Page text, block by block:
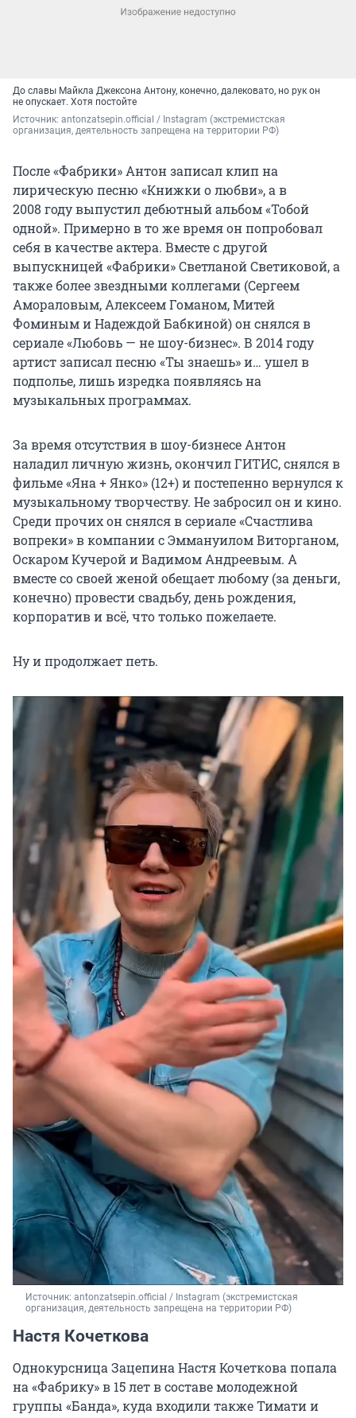
До славы Майкла Джексона Антону, конечно, далековато, но рук он
не опускает. Хотя постойте
Источник: antonzatsepin.official / Instagram (экстремистская
организация, деятельность запрещена на территории РФ)
После «Фабрики» Антон записал клип на
лирическую песню «Книжки о любви», а в
2008 годувыпустил дебютный альбом «Тобой
одной». Примерно в то же время он попробовал
себя в качестве актера. Вместе с другой
выпускницей «Фабрики» Светланой Светиковой, а
также более звездными коллегами (Сергеем
Амораловым, Алексеем Гоманом, Митей
Фоминым и Надеждой Бабкиной) он снялся в
сериале «Любовь — не шоу-бизнес». В 2014 году
артист записал песню «Ты знаешь» и… ушел в
подполье, лишь изредка появляясь на
музыкальных программах.
За время отсутствия в шоу-бизнесе Антон
наладил личную жизнь, окончил ГИТИС, снялся в
фильме«Яна + Янко» (12+) и постепенно вернулся к
музыкальному творчеству. Не забросил он и кино.
Среди прочих он снялся в сериале «Счастлива
вопреки» в компании с Эммануилом Виторганом,
Оскаром Кучерой и Вадимом Андреевым. А
вместе со своей женой обещает любому (за деньги,
конечно) провести свадьбу, день рождения,
корпоратив и всё, что только пожелаете.
Ну и продолжает петь.
Источник: antonzatsepin.official / Instagram (экстремистская
организация, деятельность запрещена на территории РФ)
Настя Кочеткова
Однокурсница Зацепина Настя Кочеткова попала
на «Фабрику» в 15 лет в составе молодежной
группы «Банда», куда входили также Тимати и